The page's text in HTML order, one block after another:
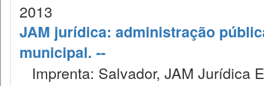
2013
JAM jurídica: administração
municipal. --
Imprenta: Salvador, JAM Jurídica